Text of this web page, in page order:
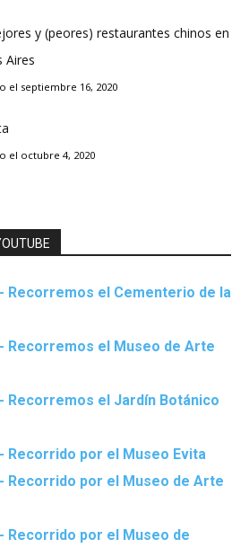
y (peores) restaurantes chinos en
Aires
el septiembre 16, 2020
el octubre 4, 2020
- Recorremos el Cementerio de la
- Recorremos el Museo de Arte
- Recorremos el Jardín Botánico
- Recorrido por el Museo Evita
- Recorrido por el Museo de Arte
- Recorrido por el Museo de